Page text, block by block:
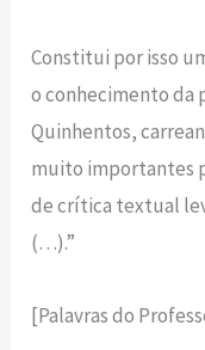
Constitui por isso
o conhecimento da
Quinhentos,
muito importantes
de crítica textual
(…).”
[Palavras do